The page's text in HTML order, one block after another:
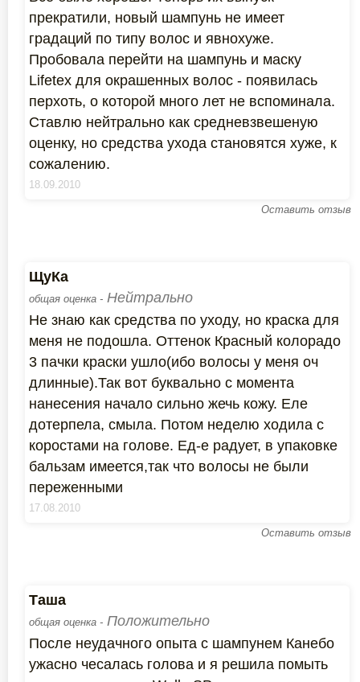
прекратили, новый шампунь не имеет
градаций по типу волос и явнохуже.
Пробовала перейти на шампунь и маску
Lifetex для окрашенных волос - появилась
перхоть, о которой много лет не вспоминала.
Ставлю нейтрально как средневзвешеную
оценку, но средства ухода становятся хуже, к
сожалению.
18.09.2010
Оставить отзыв
ЩуКа
общая оценка - Нейтрально
Не знаю как средства по уходу, но краска для
меня не подошла. Оттенок Красный колорадо
3 пачки краски ушло(ибо волосы у меня оч
длинные).Так вот буквально с момента
нанесения начало сильно жечь кожу. Еле
дотерпела, смыла. Потом неделю ходила с
коростами на голове. Ед-е радует, в упаковке
бальзам имеется,так что волосы не были
переженными
17.08.2010
Оставить отзыв
Таша
общая оценка - Положительно
После неудачного опыта с шампунем Канебо
ужасно чесалась голова и я решила помыть